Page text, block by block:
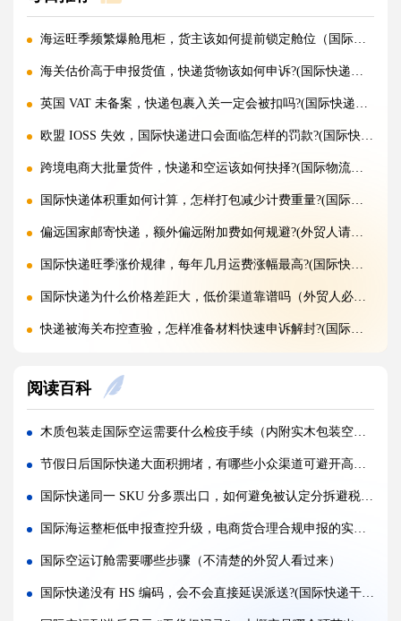
海运旺季频繁爆舱甩柜，货主该如何提前锁定舱位（国际海运干货知识分享）
海关估价高于申报货值，快递货物该如何申诉?(国际快递干货知识分享)
英国 VAT 未备案，快递包裹入关一定会被扣吗?(国际快递干货知识分享)
欧盟 IOSS 失效，国际快递进口会面临怎样的罚款?(国际快递干货知识分享)
跨境电商大批量货件，快递和空运该如何抉择?(国际物流干货知识分享)
国际快递体积重如何计算，怎样打包减少计费重量?(国际快递干货知识分享)
偏远国家邮寄快递，额外偏远附加费如何规避?(外贸人请注意)
国际快递旺季涨价规律，每年几月运费涨幅最高?(国际快递干货知识分享)
国际快递为什么价格差距大，低价渠道靠谱吗（外贸人必看篇）
快递被海关布控查验，怎样准备材料快速申诉解封?(国际快递干货知识分享)
国际快递实木木箱无 IPPC 标识，一定会被海关扣留吗?(国际快递干货知识分享)
快递 AMS、IOSS、VAT 预申报填错，会带来什么麻烦?(国际快递干货知识分享)
国际快递低申报被海关查到，一般罚款比例是多少（外贸人请注意）
国际快递品名申报出错，会产生哪些罚款与滞留后果?(外贸人请注意)
国际快递频繁被扣件，到底该如何降低扣关概率?(国际快递干货知识分享)
空运订舱后被航司甩舱，该怎么应急处理（国际空运干货知识分享）
空运货物派送失败，包裹会被如何处置?（不清楚的外贸人看过来）
阅读百科
木质包装走国际空运需要什么检疫手续（内附实木包装空运的核心流程）
节假日后国际快递大面积拥堵，有哪些小众渠道可避开高峰（国际快递干货知识分享）
国际快递同一 SKU 分多票出口，如何避免被认定分拆避税（国际快递干货知识分享）
国际海运整柜低申报查控升级，电商货合理合规申报的实操边界在哪（国际海运干货知识分享）
国际空运订舱需要哪些步骤（不清楚的外贸人看过来）
国际快递没有 HS 编码，会不会直接延误派送?(国际快递干货知识分享)